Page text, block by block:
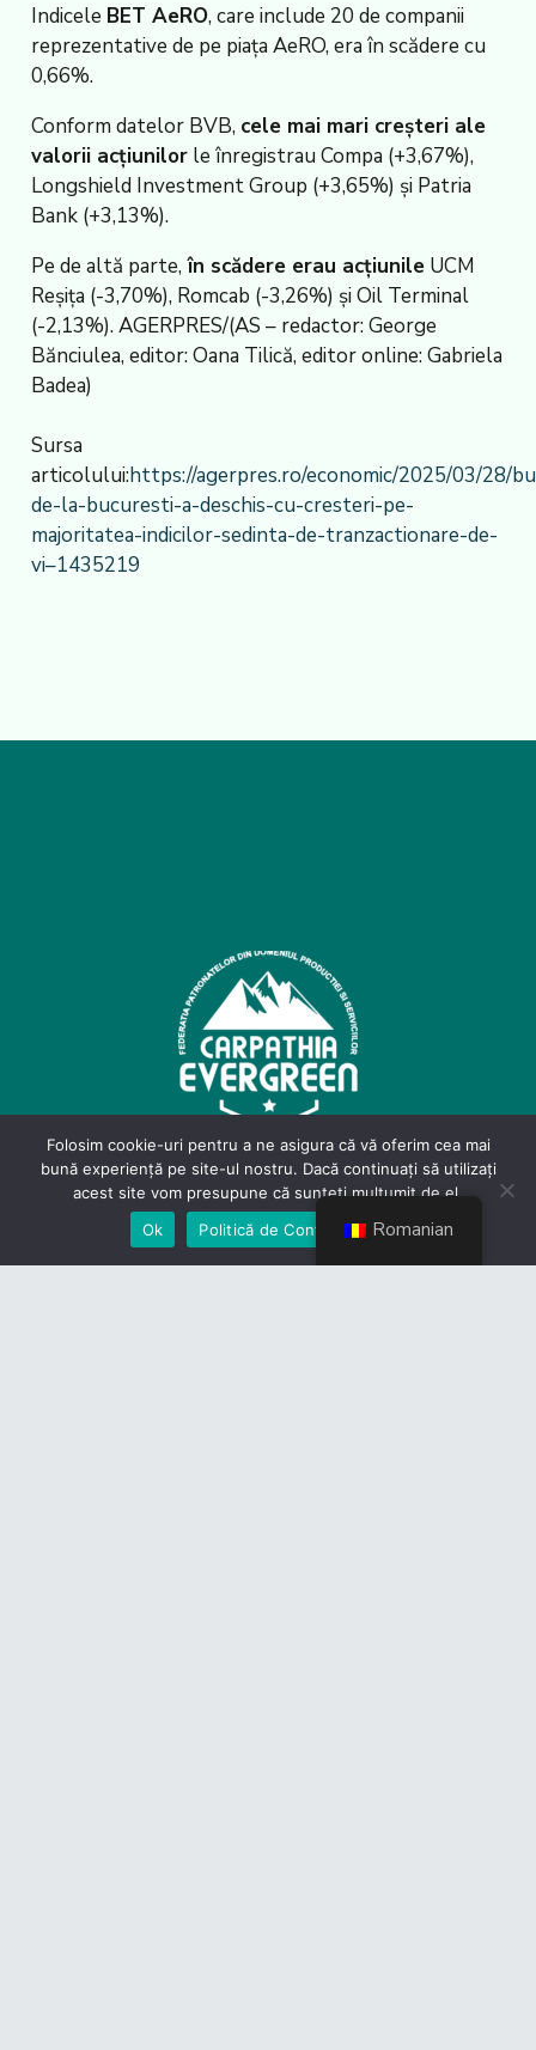
Indicele BET AeRO, care include 20 de companii
reprezentative de pe piața AeRO, era în scădere cu
0,66%.
Conform datelor BVB, cele mai mari creșteri ale
valorii acțiunilorle înregistrau Compa (+3,67%),
Longshield Investment Group (+3,65%) și Patria
Bank (+3,13%).
Pe de altă parte, în scădere erau acțiunileUCM
Reșița (-3,70%), Romcab (-3,26%) și Oil Terminal
(-2,13%). AGERPRES/(AS – redactor: George
Bănciulea, editor: Oana Tilică, editor online: Gabriela
Badea)
Sursa
articolului:https://agerpres.ro/economic/2025/03/28/
de-la-bucuresti-a-deschis-cu-cresteri-pe-
majoritatea-indicilor-sedinta-de-tranzactionare-de-
vi–1435219
Contact
Politică de Confidențialitate
Romanian
Folosim cookie-uri pentru a ne asigura că vă oferim cea mai
bună experiență pe site-ul nostru. Dacă continuați să utilizați
acest site vom presupune că sunteți mulțumit de el.
Ok
Politică de Confidențialiate